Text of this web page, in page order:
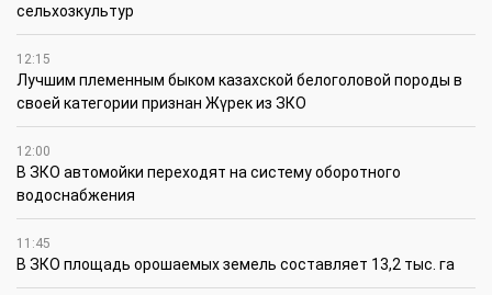
сельхозкультур
12:15
Лучшим племенным быком казахской белоголовой породы в
своей категории признан Жүрек из ЗКО
12:00
В ЗКО автомойки переходят на систему оборотного
водоснабжения
11:45
В ЗКО площадь орошаемых земель составляет 13,2 тыс. га